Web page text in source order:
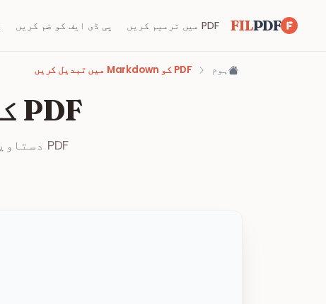
FILPDF PDF میں ترمیم کریں پی ڈی ایف کو ضم کریں
ہوم PDF کو Markdown میں تبدیل کریں
PDF کو Markdown میں تبدیل کریں